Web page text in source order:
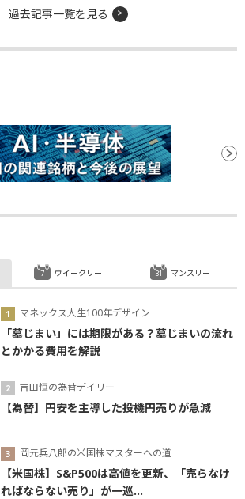
過去記事一覧を見る
マネックス人生100年デザイン
「墓じまい」には期限がある？墓じまいの流れ
とかかる費用を解説
吉田恒の為替デイリー
【為替】円安を主導した投機円売りが急減
岡元兵八郎の米国株マスターへの道
【米国株】S&P500は高値を更新、「売らなけ
ればならない売り」が一巡...
ウイークリー マンスリー